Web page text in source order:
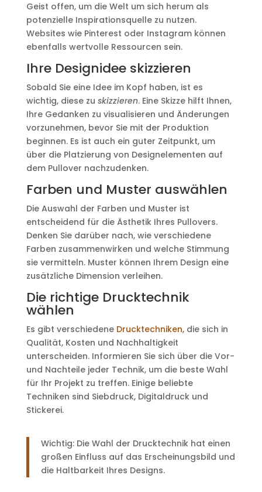
Geist offen, um die Welt um sich herum als
potenzielle Inspirationsquelle zu nutzen.
Websites wie Pinterest oder Instagram können
ebenfalls wertvolle Ressourcen sein.
Ihre Designidee skizzieren
Sobald Sie eine Idee im Kopf haben, ist es
wichtig, diese zu skizzieren. Eine Skizze hilft Ihnen,
Ihre Gedanken zu visualisieren und Änderungen
vorzunehmen, bevor Sie mit der Produktion
beginnen. Es ist auch ein guter Zeitpunkt, um
über die Platzierung von Designelementen auf
dem Pullover nachzudenken.
Farben und Muster auswählen
Die Auswahl der Farben und Muster ist
entscheidend für die Ästhetik Ihres Pullovers.
Denken Sie darüber nach, wie verschiedene
Farben zusammenwirken und welche Stimmung
sie vermitteln. Muster können Ihrem Design eine
zusätzliche Dimension verleihen.
Die richtige Drucktechnik
wählen
Es gibt verschiedene Drucktechniken, die sich in
Qualität, Kosten und Nachhaltigkeit
unterscheiden. Informieren Sie sich über die Vor-
und Nachteile jeder Technik, um die beste Wahl
für Ihr Projekt zu treffen. Einige beliebte
Techniken sind Siebdruck, Digitaldruck und
Stickerei.
Wichtig: Die Wahl der Drucktechnik hat einen
großen Einfluss auf das Erscheinungsbild und
die Haltbarkeit Ihres Designs.